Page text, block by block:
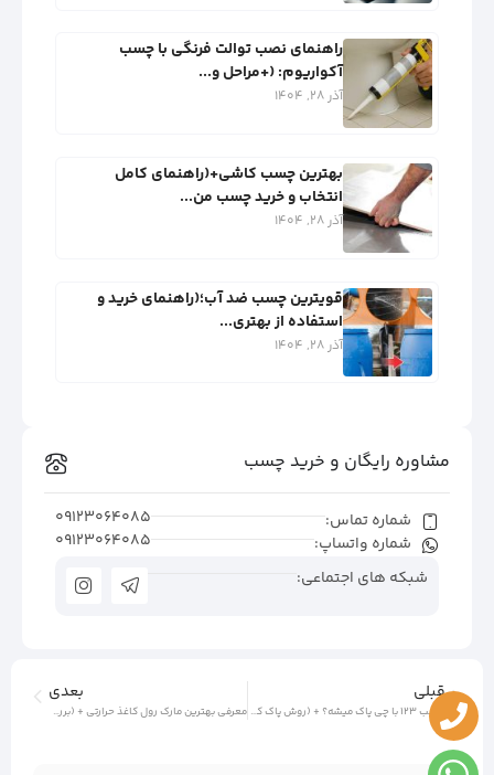
راهنمای نصب توالت فرنگی با چسب
آکواریوم: (+مراحل و...
آذر 28, 1404
بهترین چسب کاشی+(راهنمای کامل
انتخاب و خرید چسب من...
آذر 28, 1404
قویترین چسب ضد آب؛(راهنمای خرید و
استفاده از بهتری...
آذر 28, 1404
مشاوره رایگان و خرید چسب
شماره تماس:
09123064085
شماره واتساپ:
09123064085
شبکه های اجتماعی:
قبلی
چسب 123 با چی پاک میشه؟ + (روش پاک کردن از تمام سطوح)
بعدی
معرفی بهترین مارک رول کاغذ حرارتی + (بررسی کیفیت و ابعاد)